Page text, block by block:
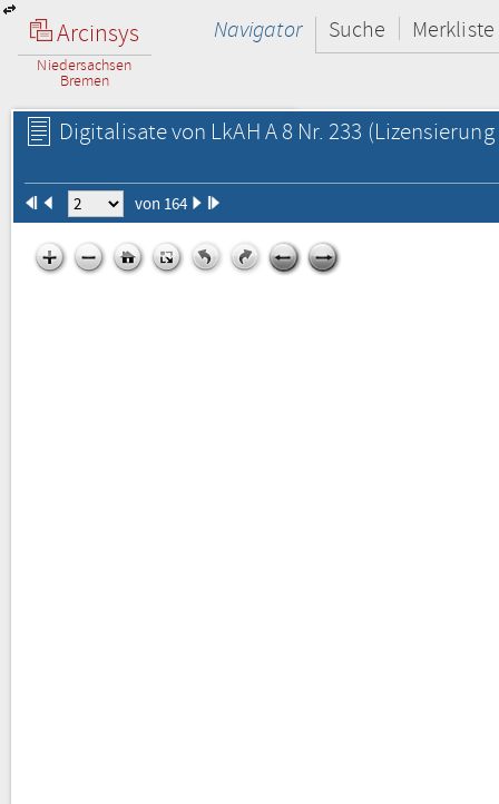
Arcinsys
Niedersachsen
Bremen
Navigator Suche Merkliste
Digitalisate von LkAH A 8 Nr. 233
von 164